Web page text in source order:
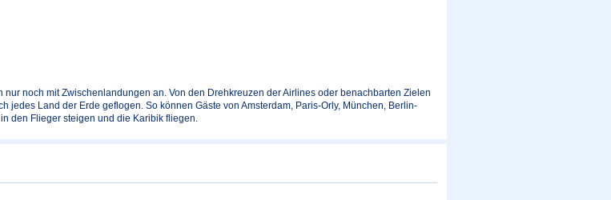
noch mit Zwischenlandungen an. Von den Drehkreuzen der Airlines oder benachbarten Zielen
jedes Land der Erde geflogen. So können Gäste von Amsterdam, Paris-Orly, München, Berlin-
den Flieger steigen und die Karibik fliegen.